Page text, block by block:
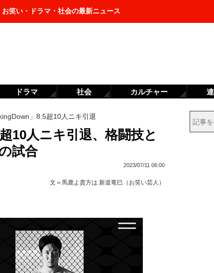
笑い・ドラマ・社会の最新ニュース
」8.5超10人ニキ引退
10人ニキ引退、格闘技と
試合
2023/07/11 06:00
文＝ 馬鹿よ貴方は 新道竜巳（お笑い芸人）
ドラマ 社会 カルチャー